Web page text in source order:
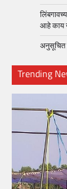
आहे काय
अनुसूचित
Trending